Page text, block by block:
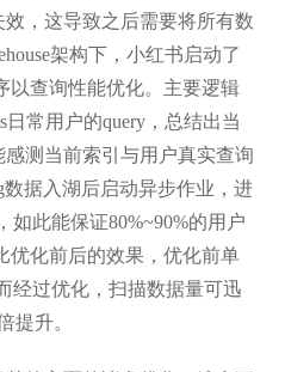
，这导致之后需要将所有数
架构下，小红书启动了
以查询性能优化。主要逻辑
日常用户的query，总结出当
测当前索引与用户真实查询
数据入湖后启动异步作业，进
如此能保证80%~90%的用户
优化前后的效果，优化前单
经过优化，扫描数据量可迅
提升。